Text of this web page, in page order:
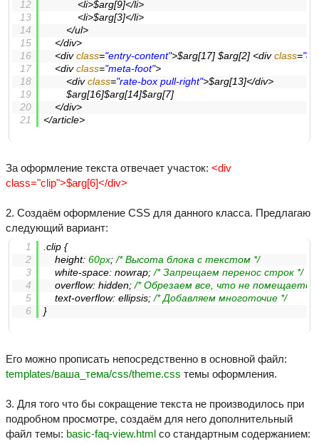
<li>$arg[9]</li>
<li>$arg[3]</li>
</ul>
</div>
<div class="entry-content">$arg[17] $arg[2] <div class=
<div class="meta-foot">
<div class="rate-box pull-right">$arg[13]</div>
		$arg[16]$arg[14]$arg[7]
</div>
</article>
За оформление текста отвечает участок: <div
class="clip">$arg[6]</div>
2. Создаём оформление CSS для данного класса. Предлагаю
следующий вариант:
.clip {
height: 60px; /* Высота блока с текстом */
white-space: nowrap; /* Запрещаем перенос строк */
overflow: hidden; /* Обрезаем все, что не помещается
text-overflow: ellipsis; /* Добавляем многоточие */
}
Его можно прописать непосредственно в основной файл:
templates/ваша_тема/css/theme.css темы оформления.
3. Для того что бы сокращение текста не производилось при
подробном просмотре, создаём для него дополнительный
файл темы: basic-faq-view.html со стандартным содержанием: